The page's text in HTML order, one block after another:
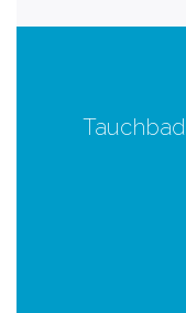
Tauchbad